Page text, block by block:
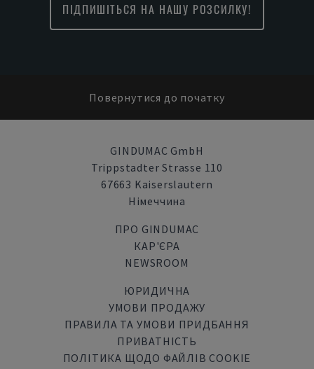
ПІДПИШІТЬСЯ НА НАШУ РОЗСИЛКУ!
Повернутися до початку
GINDUMAC GmbH
Trippstadter Strasse 110
67663 Kaiserslautern
Німеччина
ПРО GINDUMAC
КАР'ЄРА
NEWSROOM
ЮРИДИЧНА
УМОВИ ПРОДАЖУ
ПРАВИЛА ТА УМОВИ ПРИДБАННЯ
ПРИВАТНІСТЬ
ПОЛІТИКА ЩОДО ФАЙЛІВ COOKIE